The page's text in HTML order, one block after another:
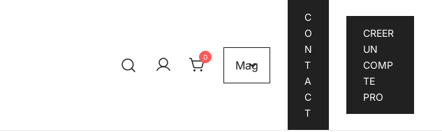
0
C
O
N
T
A
C
T
CREER
UN
COMP
TE
PRO